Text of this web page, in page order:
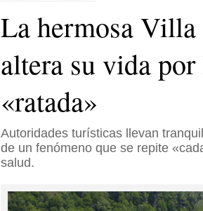
La hermosa
altera su vida
«ratada»
Autoridades turísticas llevan
de un fenómeno que se repite
salud.